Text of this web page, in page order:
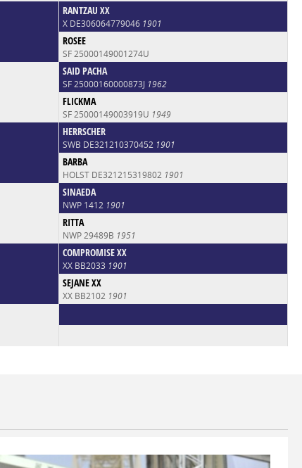
RANTZAU XX
X DE306064779046 1901
ROSEE
SF 25000149001274U
SAID PACHA
SF 25000160000873J 1962
FLICKMA
SF 25000149003919U 1949
HERRSCHER
SWB DE321210370452 1901
BARBA
HOLST DE321215319802 1901
SINAEDA
NWP 1412 1901
RITTA
NWP 29489B 1951
COMPROMISE XX
XX BB2033 1901
SEJANE XX
XX BB2102 1901